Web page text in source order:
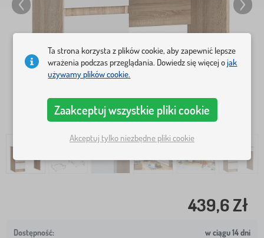
439,6 Zł
w ciągu 14 dni
Ta strona korzysta z plików cookie, aby zapewnić lepsze
wrażenia podczas przeglądania. Dowiedz się więcej ojak
używamy plików cookie.
Zaakceptuj wszystkie pliki cookie
Akceptuj tylko niezbędne pliki cookie